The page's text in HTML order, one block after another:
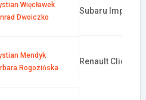
Więcławek
Dwoiczko
Subaru Impreza
Mendyk
Rogozińska
Renault Clio